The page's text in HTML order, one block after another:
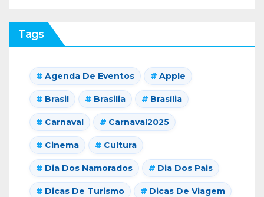
Tags
Agenda De Eventos Apple
Brasil Brasilia Brasília
Carnaval Carnaval2025
Cinema Cultura
Dia Dos Namorados Dia Dos Pais
Dicas De Turismo Dicas De Viagem